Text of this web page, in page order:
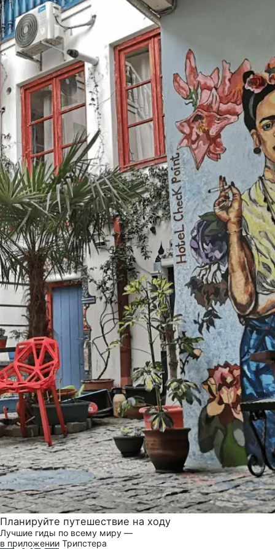
Планируйте путешествие на ходу
Лучшие гиды по всему миру —
в приложении Трипстера